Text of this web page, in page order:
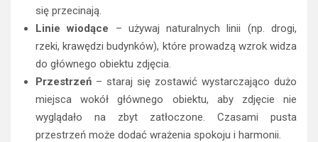
się przecinają.
Linie wiodące – używaj naturalnych linii (np. drogi,
rzeki, krawędzi budynków), które prowadzą wzrok widza
do głównego obiektu zdjęcia.
Przestrzeń – staraj się zostawić wystarczająco dużo
miejsca wokół głównego obiektu, aby zdjęcie nie
wyglądało na zbyt zatłoczone. Czasami pusta
przestrzeń może dodać wrażenia spokoju i harmonii.